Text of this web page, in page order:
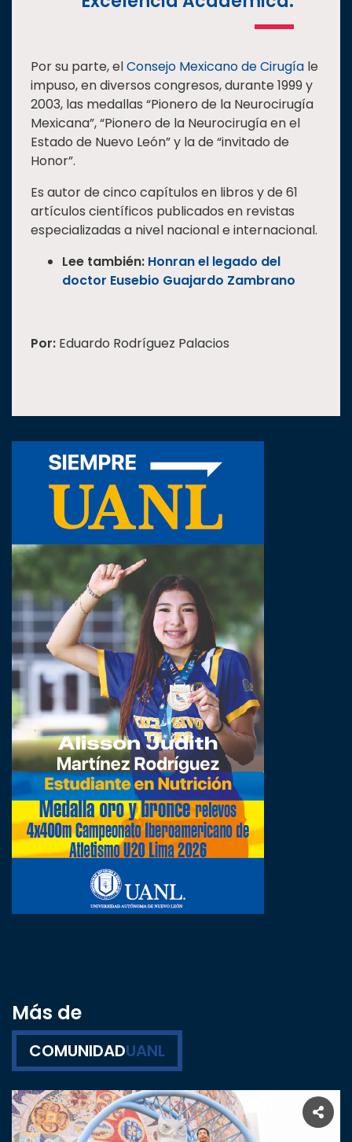
Por su parte, elConsejo Mexicano de Cirugía le
impuso, en diversos congresos, durante 1999 y
2003, las medallas “Pionero de la Neurocirugía
Mexicana”, “Pionero de la Neurocirugía en el
Estado de Nuevo León” y la de “invitado de
Honor”.
Es autor de cinco capítulos en libros y de 61
artículos científicos publicados en revistas
especializadas a nivel nacional e internacional.
Lee también: Honran el legado del
doctor Eusebio Guajardo Zambrano
Por: Eduardo Rodríguez Palacios
Más de
COMUNIDADUANL